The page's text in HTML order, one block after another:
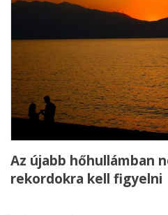
Az újabb hőhullámban
rekordokra kell figyelni